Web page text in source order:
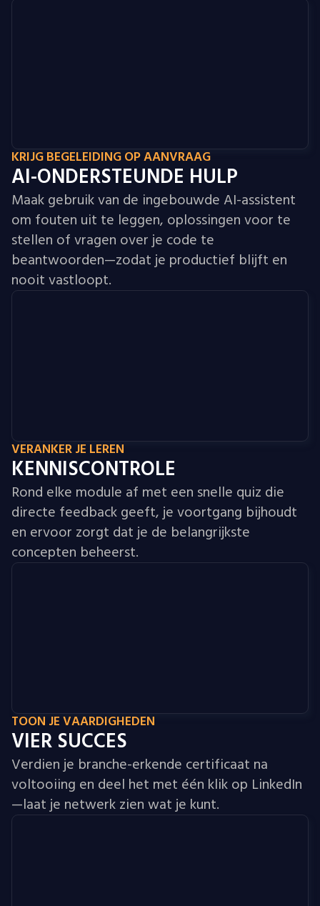
KRIJG BEGELEIDING OP AANVRAAG
AI-ONDERSTEUNDE HULP
Maak gebruik van de ingebouwde AI-assistent
om fouten uit te leggen, oplossingen voor te
stellen of vragen over je code te
beantwoorden—zodat je productief blijft en
nooit vastloopt.
VERANKER JE LEREN
KENNISCONTROLE
Rond elke module af met een snelle quiz die
directe feedback geeft, je voortgang bijhoudt
en ervoor zorgt dat je de belangrijkste
concepten beheerst.
TOON JE VAARDIGHEDEN
VIER SUCCES
Verdien je branche-erkende certificaat na
voltooiing en deel het met één klik op LinkedIn
—laat je netwerk zien wat je kunt.